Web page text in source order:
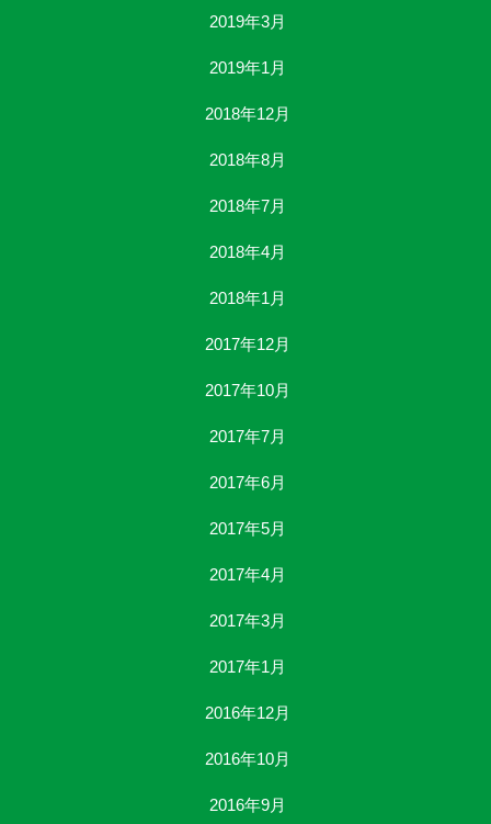
2019年3月
2019年1月
2018年12月
2018年8月
2018年7月
2018年4月
2018年1月
2017年12月
2017年10月
2017年7月
2017年6月
2017年5月
2017年4月
2017年3月
2017年1月
2016年12月
2016年10月
2016年9月